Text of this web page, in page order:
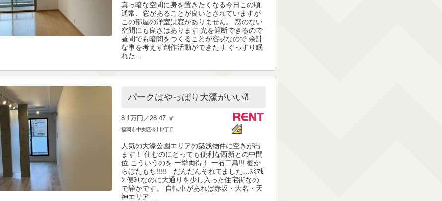
真っ暗な空間に身を置きたくなる今日この頃
通常、窓があることが良いとされていますが
この部屋の洋室は窓がありません。 窓のない
空間にも良さはあります 光を遮断できるので
昼間でも暗闇をつくることが容易なので 余計
な事を考えず創作活動ができたり ぐっすり眠
れた...
パークはやっぱり大濠がいい⁈
8.1万円／ 28.47 ㎡
福岡市中央区今川2丁目
人気の大濠公園エリアの築浅物件に空きが出
ます！ 住むのにとっても便利な西新との中間
位 こういうのを 一挙両得！ 一石二鳥!!! 棚か
らぼたもち!!!!! だんだんそれてました…ｽﾐﾏｾ
ﾝ 便利なのに大通りを少し入った住宅街なの
で静かです。 自転車があれば赤坂・大名・天
神エリア ...